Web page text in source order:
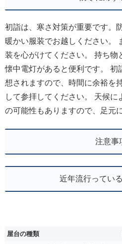
初詣は、寒さ対策が重要です。
暖かい服装でお越しください。
装を心がけてください。 持ち物
懐中電灯があると便利です。 初
想されますので、時間に余裕を
して参拝してください。 天候
の可能性もありますので、足元
注意事
近年流行ってい
屋台の種類